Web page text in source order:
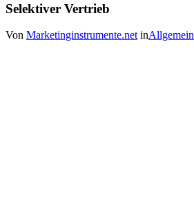
Selektiver Vertrieb
Von Marketinginstrumente.net inAllgemein